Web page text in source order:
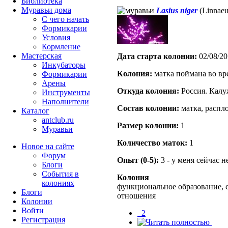
Lasius niger
Дата старта кoлонии: 02/08/
Кoлония: матка поймана во
Откуда кoлония: Россия.
Состав кoлонии: матка,
Размер кoлонии: 1
Количество маток: 1
Опыт (0-5): 3 - у меня сейчас
Колония
функциональное
отношения
_2
Муравьи дома
С чего начать
Формикарии
Условия
Кормление
Мастерская
Инкубаторы
Формикарии
Арены
Инструменты
Наполнители
Каталог
antclub.ru
Муравьи
Новое на сайте
Форум
Блоги
События в
колониях
Блоги
Колонии
Войти
Peгиcтpaция